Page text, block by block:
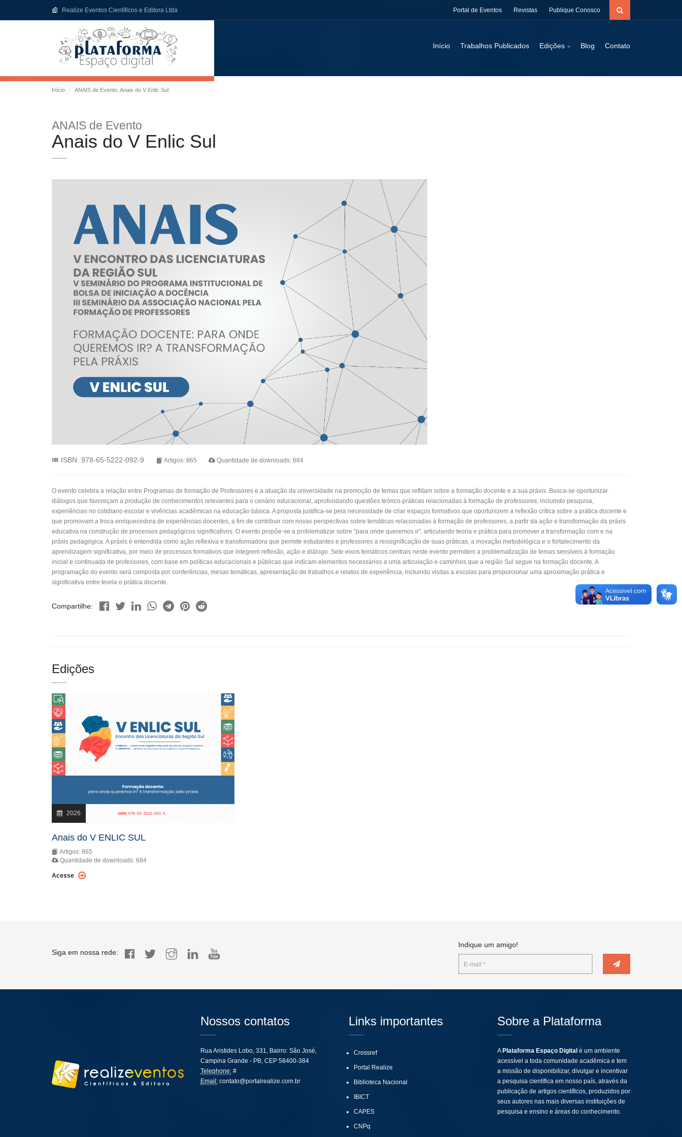
Realize Eventos Científicos e Editora Ltda Portal de Eventos Revistas Publique Conosco
Início Trabalhos Publicados Edições Blog Contato
Início ANAIS de Evento: Anais do V Enlic Sul
ANAIS de Evento
Anais do V Enlic Sul
ISBN: 978-65-5222-092-9 Artigos: 865 Quantidade de downloads: 684
O evento celebra a relação entre Programas de formação de Professores e a atuação da universidade na promoção de temas que reflitam sobre a formação docente e a sua práxis. Busca-se oportunizar
diálogos que favoreçam a produção de conhecimentos relevantes para o cenário educacional, aprofundando questões teórico-práticas relacionadas à formação de professores, incluindo pesquisa,
experiências no cotidiano escolar e vivências acadêmicas na educação básica. A proposta justifica-se pela necessidade de criar espaços formativos que oportunizem a reflexão crítica sobre a prática docente e
que promovam a troca enriquecedora de experiências docentes, a fim de contribuir com novas perspectivas sobre temáticas relacionadas à formação de professores, a partir da ação e transformação da práxis
educativa na construção de processos pedagógicos significativos. O evento propõe-se a problematizar sobre “para onde queremos ir”, articulando teoria e prática para promover a transformação com e na
práxis pedagógica. A práxis é entendida como ação reflexiva e transformadora que permite estudantes e professores a ressignificação de suas práticas, a inovação metodológica e o fortalecimento da
aprendizagem significativa, por meio de processos formativos que integrem reflexão, ação e diálogo. Sete eixos temáticos centrais neste evento permitem a problematização de temas sensíveis à formação
inicial e continuada de professores, com base em políticas educacionais e públicas que indicam elementos necessários a uma articulação e caminhos que a região Sul segue na formação docente. A
programação do evento será composta por conferências, mesas temáticas, apresentação de trabalhos e relatos de experiência, incluindo visitas a escolas para proporcionar uma aproximação prática e
significativa entre teoria e prática docente.
Compartilhe:
Edições
2026
Anais do V ENLIC SUL
Artigos: 865
Quantidade de downloads: 684
Acesse
Siga em nossa rede:
Indique um amigo!
Nossos contatos
Rua Aristides Lobo, 331, Bairro: São José,
Campina Grande - PB, CEP 58400-384
Telephone:#
Email: contato@portalrealize.com.br
Links importantes
Crossref
Portal Realize
Biblioteca Nacional
IBICT
CAPES
CNPq
Sobre a Plataforma
A Plataforma Espaço Digital é um ambiente
acessível a toda comunidade acadêmica e tem
a missão de disponibilizar, divulgar e incentivar
a pesquisa científica em nosso país, através da
publicação de artigos científicos, produzidos por
seus autores nas mais diversas instituições de
pesquisa e ensino e áreas do conhecimento.